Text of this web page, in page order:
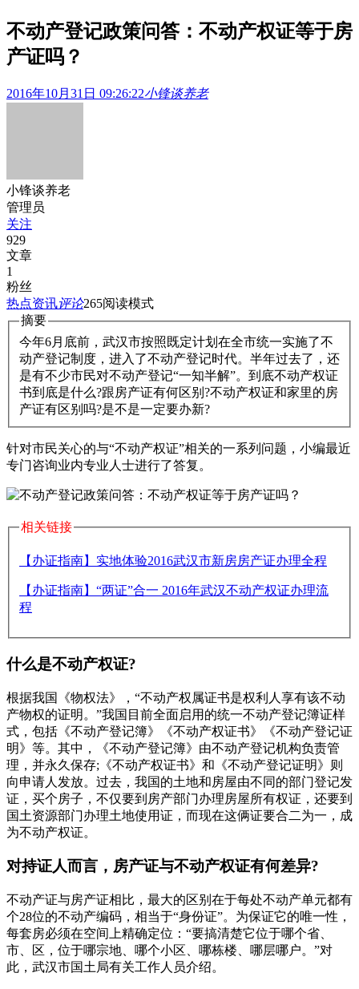
不动产登记政策问答：不动产权证等于房
产证吗？
2016年10月31日 09:26:22小锋谈养老
小锋谈养老
管理员
关注
929
文章
1
粉丝
热点资讯评论265阅读模式
摘要
今年6月底前，武汉市按照既定计划在全市统一实施了不
动产登记制度，进入了不动产登记时代。半年过去了，还
是有不少市民对不动产登记“一知半解”。到底不动产权证
书到底是什么?跟房产证有何区别?不动产权证和家里的房
产证有区别吗?是不是一定要办新?
针对市民关心的与“不动产权证”相关的一系列问题，小编最近
专门咨询业内专业人士进行了答复。
相关链接
【办证指南】实地体验2016武汉市新房房产证办理全程
【办证指南】“两证”合一 2016年武汉不动产权证办理流
程
什么是不动产权证?
根据我国《物权法》，“不动产权属证书是权利人享有该不动
产物权的证明。”我国目前全面启用的统一不动产登记簿证样
式，包括《不动产登记簿》《不动产权证书》《不动产登记证
明》等。其中，《不动产登记簿》由不动产登记机构负责管
理，并永久保存;《不动产权证书》和《不动产登记证明》则
向申请人发放。过去，我国的土地和房屋由不同的部门登记发
证，买个房子，不仅要到房产部门办理房屋所有权证，还要到
国土资源部门办理土地使用证，而现在这俩证要合二为一，成
为不动产权证。
对持证人而言，房产证与不动产权证有何差异?
不动产证与房产证相比，最大的区别在于每处不动产单元都有
个28位的不动产编码，相当于“身份证”。为保证它的唯一性，
每套房必须在空间上精确定位：“要搞清楚它位于哪个省、
市、区，位于哪宗地、哪个小区、哪栋楼、哪层哪户。”对
此，武汉市国土局有关工作人员介绍。